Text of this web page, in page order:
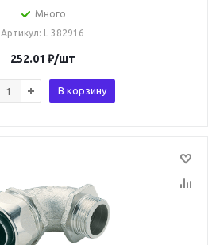
Много
Артикул: L 382916
252.01 ₽/шт
В корзину